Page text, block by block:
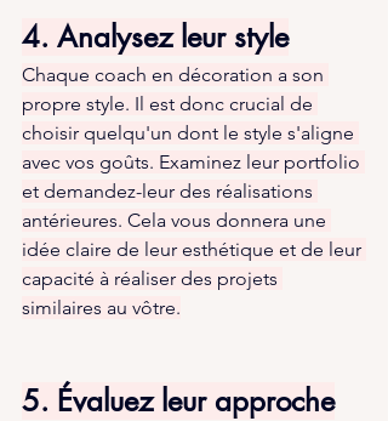
4. Analysez leur style
Chaque coach en décoration a son
propre style. Il est donc crucial de
choisir quelqu'un dont le style s'aligne
avec vos goûts. Examinez leur portfolio
et demandez-leur des réalisations
antérieures. Cela vous donnera une
idée claire de leur esthétique et de leur
capacité à réaliser des projets
similaires au vôtre.
5. Évaluez leur approche